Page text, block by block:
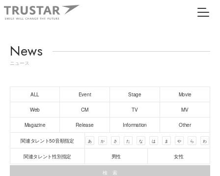
News
ニュース
ALL Event Stage Movie
Web CM TV MV
Magazine Release Information Other
関連タレント50音順指定 あ か さ た な は ま や ら わ
関連タレント性別指定 男性 女性